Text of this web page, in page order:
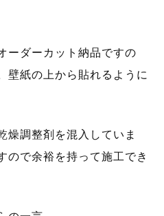
ーダーカット納品ですの
壁紙の上から貼れるように
燥調整剤を混入していま
ので余裕を持って施工でき